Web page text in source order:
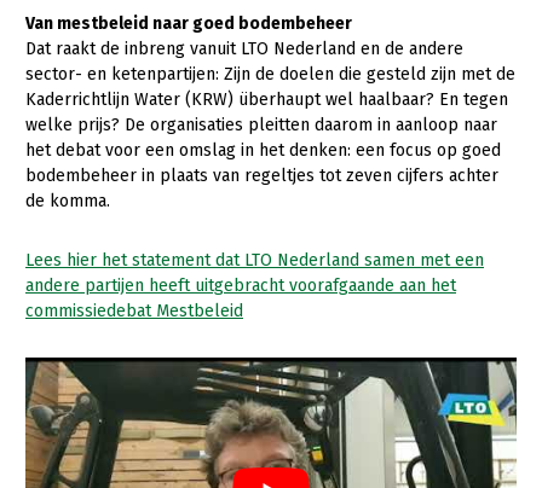
Van mestbeleid naar goed bodembeheer
Dat raakt de inbreng vanuit LTO Nederland en de andere
sector- en ketenpartijen: Zijn de doelen die gesteld zijn met de
Kaderrichtlijn Water (KRW) überhaupt wel haalbaar? En tegen
welke prijs? De organisaties pleitten daarom in aanloop naar
het debat voor een omslag in het denken: een focus op goed
bodembeheer in plaats van regeltjes tot zeven cijfers achter
de komma.
Lees hier het statement dat LTO Nederland samen met een
andere partijen heeft uitgebracht voorafgaande aan het
commissiedebat Mestbeleid